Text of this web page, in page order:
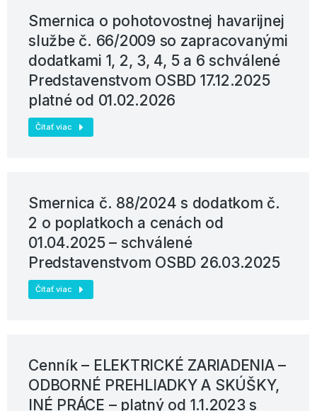
Smernica o pohotovostnej havarijnej
službe č. 66/2009 so zapracovanými
dodatkami 1, 2, 3, 4, 5 a 6 schválené
Predstavenstvom OSBD 17.12.2025
platné od 01.02.2026
Čítať viac
Smernica č. 88/2024 s dodatkom č.
2 o poplatkoch a cenách od
01.04.2025 – schválené
Predstavenstvom OSBD 26.03.2025
Čítať viac
Cenník – ELEKTRICKÉ ZARIADENIA –
ODBORNÉ PREHLIADKY A SKÚŠKY,
INÉ PRÁCE – platný od 1.1.2023 s